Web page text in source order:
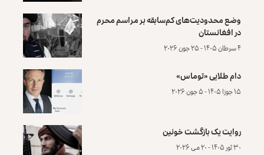
وضع محدودیت‌های کم‌سابقه بر مراسم محرم
در افغانستان
۴ سرطان ۱۴۰۵ - ۲۵ جون ۲۰۲۶
دام طلایی «توماس»
۱۵ جوزا ۱۴۰۵ - ۵ جون ۲۰۲۶
روایت یک بازگشت خونین
۳۰ ثور ۱۴۰۵ - ۲۰ می ۲۰۲۶